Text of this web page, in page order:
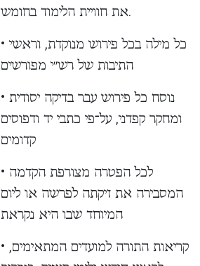
את חוויית הלימוד בחומש.
• כל מילה בכל פירוש מנוקדת, וראשי
התיבות של רש״י מפורשים
• נוסח כל פירוש עבר בדיקה יסודית
ומחקר קפדני, על־פי כתבי יד ודפוסים
קדומים
• לכל הפטרה מצורפת הקדמה
המסבירה את זיקתה לפרשה או ליום
המיוחד שבו היא נקראת
• קריאות התורה למועדים המתאימים,